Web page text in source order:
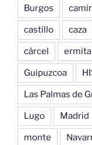
Burgos
castillo caza
cárcel ermita
Guipuzcoa
Las Palmas de
Lugo Madrid
monte